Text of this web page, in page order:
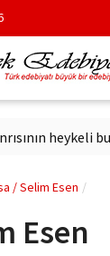
heykeli bulundu
/ Selim Esen
Esen